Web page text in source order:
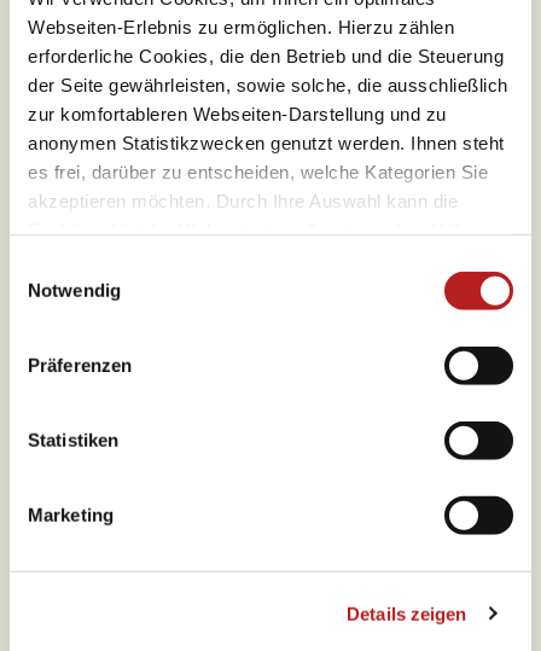
Webseiten-Erlebnis zu ermöglichen. Hierzu zählen
erforderliche Cookies, die den Betrieb und die Steuerung
der Seite gewährleisten, sowie solche, die ausschließlich
zur komfortableren Webseiten-Darstellung und zu
anonymen Statistikzwecken genutzt werden. Ihnen steht
es frei, darüber zu entscheiden, welche Kategorien Sie
akzeptieren möchten. Durch Ihre Auswahl kann die
Datenschutzbestimmungen.
Notwendig
Präferenzen
Statistiken
Marketing
Details zeigen
Schotter (38%)